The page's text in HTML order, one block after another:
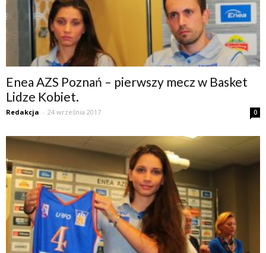
Enea AZS Poznań – pierwszy mecz w Basket
Lidze Kobiet.
Redakcja - 24 września 2017 0